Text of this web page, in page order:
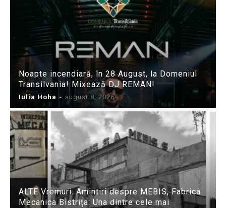
Noapte incendiară, în 28 August, la Domeniul
Transilvania! Mixează DJ REMAN!
Iulia Hoha - august 8, 2026
ALTE Vremuri. Amintiri despre MEBIS, Fabrica
Mecanica Bistrița: Una dintre cele mai